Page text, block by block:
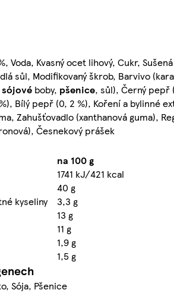
Voda, Kvasný ocet lihový, Cukr, Sušená
sůl, Modifikovaný škrob, Barvivo
sójové boby, pšenice, sůl), Černý pepř
Bílý pepř (0, 2 %), Koření a bylinné
Zahušťovadlo (xanthanová guma),
Česnekový prášek
na 100 g
1741 kJ/421 kcal
40 g
kyseliny
3,3 g
13 g
11 g
1,9 g
1,5 g
Sója, Pšenice